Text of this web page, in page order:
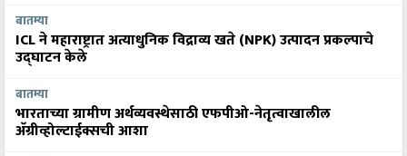
बातम्या
ICL ने महाराष्ट्रात अत्याधुनिक विद्राव्य खते (NPK) उत्पादन प्रकल्पाचे
उद्घाटन केले
बातम्या
भारताच्या ग्रामीण अर्थव्यवस्थेसाठी एफपीओ-नेतृत्वाखालील
अ‍ॅग्रीव्होल्टाईक्सची आशा